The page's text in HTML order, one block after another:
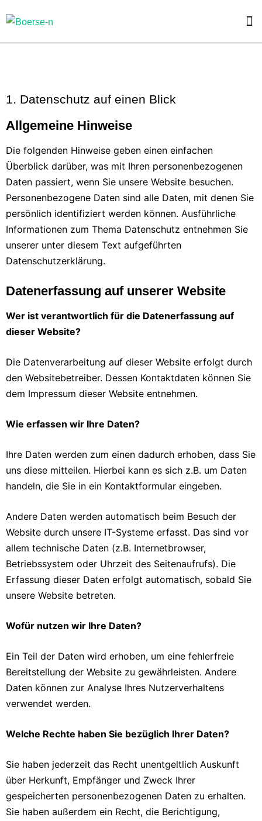
1. Datenschutz auf einen Blick
Allgemeine Hinweise
Die folgenden Hinweise geben einen einfachen
Überblick darüber, was mit Ihren personenbezogenen
Daten passiert, wenn Sie unsere Website besuchen.
Personenbezogene Daten sind alle Daten, mit denen Sie
persönlich identifiziert werden können. Ausführliche
Informationen zum Thema Datenschutz entnehmen Sie
unserer unter diesem Text aufgeführten
Datenschutzerklärung.
Datenerfassung auf unserer Website
Wer ist verantwortlich für die Datenerfassung auf
dieser Website?
Die Datenverarbeitung auf dieser Website erfolgt durch
den Websitebetreiber. Dessen Kontaktdaten können Sie
dem Impressum dieser Website entnehmen.
Wie erfassen wir Ihre Daten?
Ihre Daten werden zum einen dadurch erhoben, dass Sie
uns diese mitteilen. Hierbei kann es sich z.B. um Daten
handeln, die Sie in ein Kontaktformular eingeben.
Andere Daten werden automatisch beim Besuch der
Website durch unsere IT-Systeme erfasst. Das sind vor
allem technische Daten (z.B. Internetbrowser,
Betriebssystem oder Uhrzeit des Seitenaufrufs). Die
Erfassung dieser Daten erfolgt automatisch, sobald Sie
unsere Website betreten.
Wofür nutzen wir Ihre Daten?
Ein Teil der Daten wird erhoben, um eine fehlerfreie
Bereitstellung der Website zu gewährleisten. Andere
Daten können zur Analyse Ihres Nutzerverhaltens
verwendet werden.
Welche Rechte haben Sie bezüglich Ihrer Daten?
Sie haben jederzeit das Recht unentgeltlich Auskunft
über Herkunft, Empfänger und Zweck Ihrer
gespeicherten personenbezogenen Daten zu erhalten.
Sie haben außerdem ein Recht, die Berichtigung,